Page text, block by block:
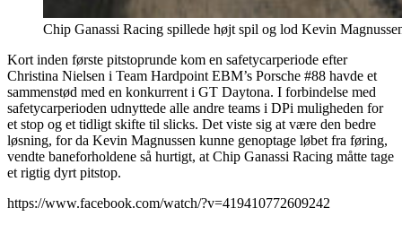
Chip Ganassi Racing spillede højt spil og lod Kevin
Kort inden første pitstoprunde kom en safetycarperiode efter
Christina Nielsen i Team Hardpoint EBM’s Porsche #88 havde et
sammenstød med en konkurrent i GT Daytona. I forbindelse med
safetycarperioden udnyttede alle andre teams i DPi muligheden for
et stop og et tidligt skifte til slicks. Det viste sig at være den bedre
løsning, for da Kevin Magnussen kunne genoptage løbet fra føring,
vendte baneforholdene så hurtigt, at Chip Ganassi Racing måtte tage
et rigtig dyrt pitstop.
https://www.facebook.com/watch/?v=419410772609242